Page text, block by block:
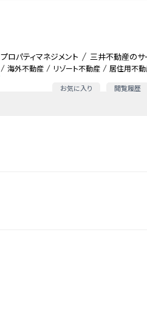
海外不動産 リゾート不動産 居住用不
お気に入り 閲覧履歴
プロパティマネジメント 三井不動産のサ